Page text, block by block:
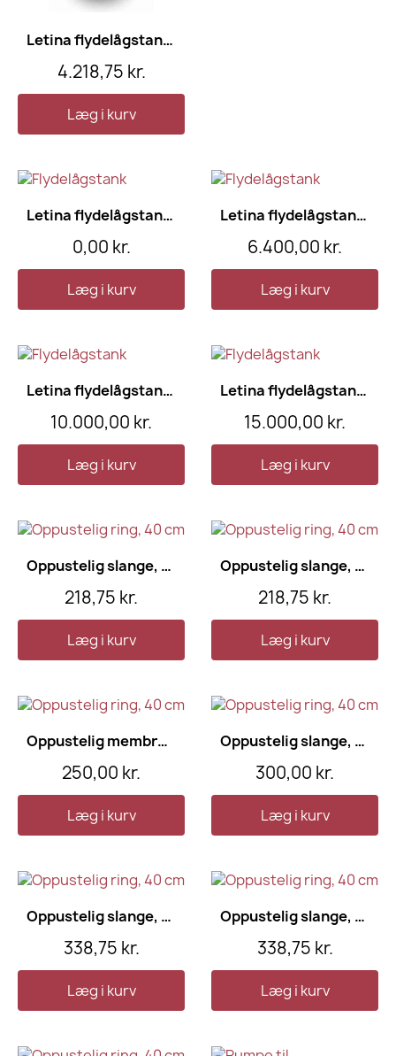
Letina flydelågstank, 200 l
4.218,75 kr.
Læg i kurv
Letina flydelågstank, 420 l
0,00 kr.
Læg i kurv
Letina flydelågstank, 520 l
6.400,00 kr.
Læg i kurv
Letina flydelågstank, 620 l
10.000,00 kr.
Læg i kurv
Letina flydelågstank, 900 l
15.000,00 kr.
Læg i kurv
Oppustelig slange, 35 cm
218,75 kr.
Læg i kurv
Oppustelig slange, 40 cm
218,75 kr.
Læg i kurv
Oppustelig membranb, 50 cm
250,00 kr.
Læg i kurv
Oppustelig slange, 60 cm
300,00 kr.
Læg i kurv
Oppustelig slange, 70 cm
338,75 kr.
Læg i kurv
Oppustelig slange, 80 cm
338,75 kr.
Læg i kurv